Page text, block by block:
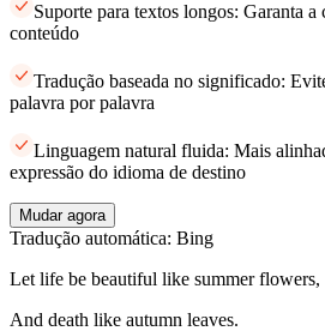
Suporte para textos longos: Garanta a
conteúdo
Tradução baseada no significado:
palavra por palavra
Linguagem natural fluida: Mais
expressão do idioma de destino
Mudar agora
Tradução automática: Bing
Let life be beautiful like summer flowers,
And death like autumn leaves.